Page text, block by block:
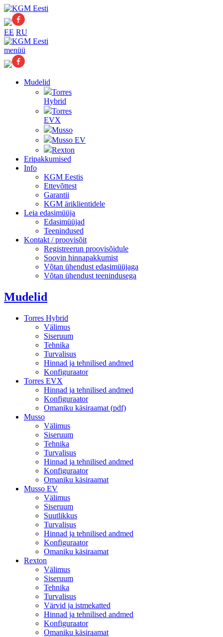
EE RU
menüü
Mudelid
Torres
Hybrid
Torres
EVX
Musso
Musso EV
Rexton
Eripakkumised
Info
KGM Eestis
Ettevõttest
Garantii
KGM äriklientidele
Leia edasimüüja
Edasimüüjad
Teenindused
Kontakt / proovisõit
Registreerun proovisõidule
Soovin hinnapakkumist
Võtan ühendust edasimüüjaga
Võtan ühendust teenindusega
Mudelid
Torres Hybrid
Välimus
Siseruum
Tehnika
Turvalisus
Hinnad ja tehnilised andmed
Konfiguraator
Torres EVX
Hinnad ja tehnilised andmed
Konfiguraator
Omaniku käsiraamat (pdf)
Musso
Välimus
Siseruum
Tehnika
Turvalisus
Hinnad ja tehnilised andmed
Konfiguraator
Omaniku käsiraamat
Musso EV
Välimus
Siseruum
Suutlikkus
Turvalisus
Hinnad ja tehnilised andmed
Konfiguraator
Omaniku käsiraamat
Rexton
Välimus
Siseruum
Tehnika
Turvalisus
Värvid ja istmekatted
Hinnad ja tehnilised andmed
Konfiguraator
Omaniku käsiraamat